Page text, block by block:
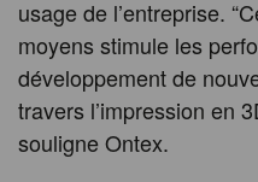
usage de l’entreprise.
moyens stimule les
développement de
travers l’impression en
souligne Ontex.